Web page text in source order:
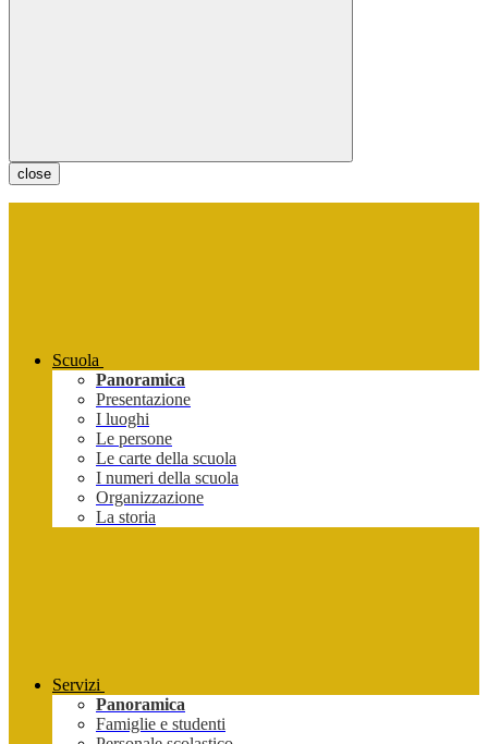
close
Scuola
Panoramica
Presentazione
I luoghi
Le persone
Le carte della scuola
I numeri della scuola
Organizzazione
La storia
Servizi
Panoramica
Famiglie e studenti